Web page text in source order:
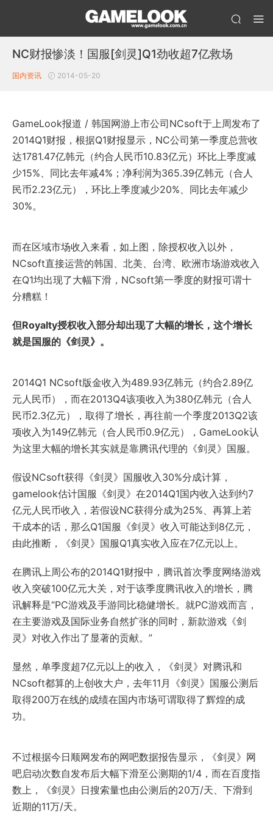
NC财报惨淡！国服[剑灵]Q1劲收超7亿救场
国内资讯 2014-05-20
GameLook报道 / 韩国网游上市公司NCsoft于上周发布了
2014Q1财报，根据Q1财报显示，NC公司第一季度总营收
达1781.47亿韩元（约合人民币10.83亿元）环比上季度减
少15%、同比去年减4%；净利润为365.39亿韩元（合人
民币2.23亿元），环比上季度减少20%、同比去年减少
30%。
而在区域市场收入来看，如上图，除授权收入以外，
NCsoft直接运营的韩国、北美、台湾、欧洲市场游戏收入
在Q1均出现了大幅下滑，NCsoft第一季度的财报可谓十
分糟糕！
但Royalty授权收入部分却出现了大幅的增长，这个增长
就是国服的《剑灵》。
2014Q1 NCsoft版金收入为489.93亿韩元（约合2.89亿
元人民币），而在2013Q4该项收入为380亿韩元（合人
民币2.3亿元），取得了增长，再往前一个季度2013Q2该
项收入为149亿韩元（合人民币0.9亿元），GameLook认
为这里大幅的增长其实就是靠腾讯代理的《剑灵》国服。
假设NCsoft获得《剑灵》国服收入30%分成计算，
gamelook估计国服《剑灵》在2014Q1国内收入达到约7
亿元人民币收入，若假设NC获得分成为25%、再算上若
干成本的话，那么Q1国服《剑灵》收入可能达到8亿元，
由此推断，《剑灵》国服Q1真实收入应在7亿元以上。
在腾讯上周公布的2014Q1财报中，腾讯首次季度网络游戏
收入突破100亿元大关，对于该季度腾讯收入的增长，腾
讯解释是“PC游戏及手游同比稳健增长。就PC游戏而言，
在主要游戏及国际业务自然扩张的同时，新款游戏《剑
灵》对收入作出了显著的贡献。”
显然，单季度超7亿元以上的收入，《剑灵》对腾讯和
NCsoft都算的上创收大户，去年11月《剑灵》国服公测后
取得200万在线的成绩在国内市场可谓取得了辉煌的成
功。
不过根据今日顺网发布的网吧数据报告显示，《剑灵》网
吧启动次数自发布后大幅下滑至公测期的1/4，而在百度指
数上，《剑灵》日搜索量也由公测后的20万/天、下滑到
近期的11万/天。